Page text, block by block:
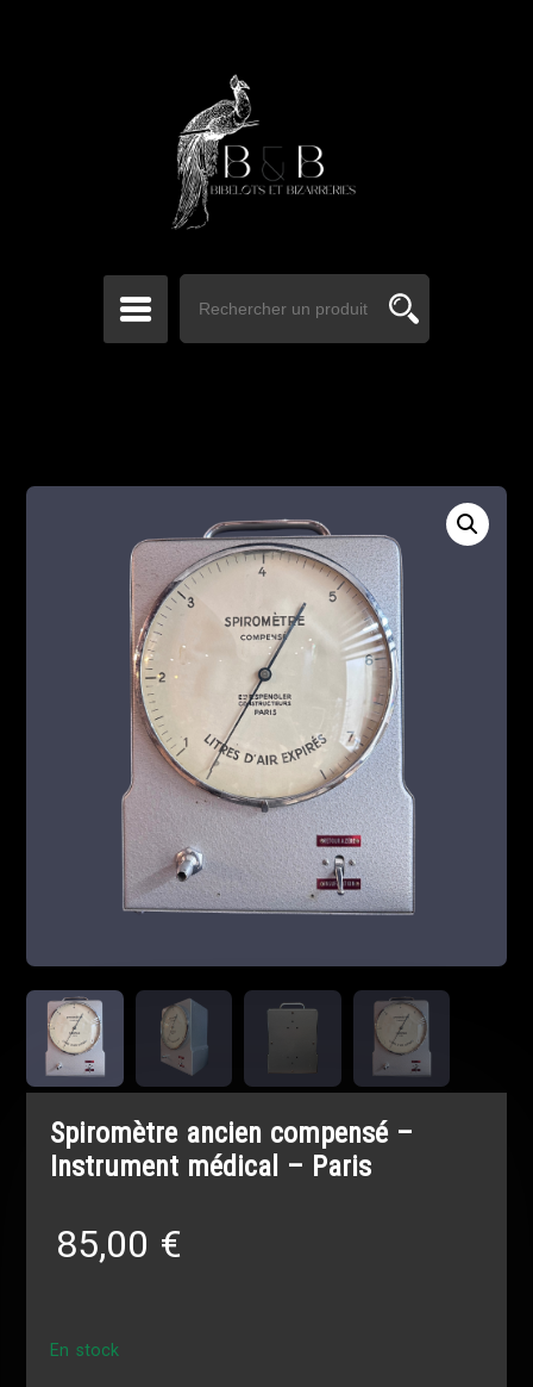
Spiromètre ancien compensé –
Instrument médical – Paris
85,00 €
En stock